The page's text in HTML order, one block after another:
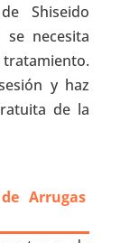
Shiseido
se necesita
y haz
de la
Arrugas